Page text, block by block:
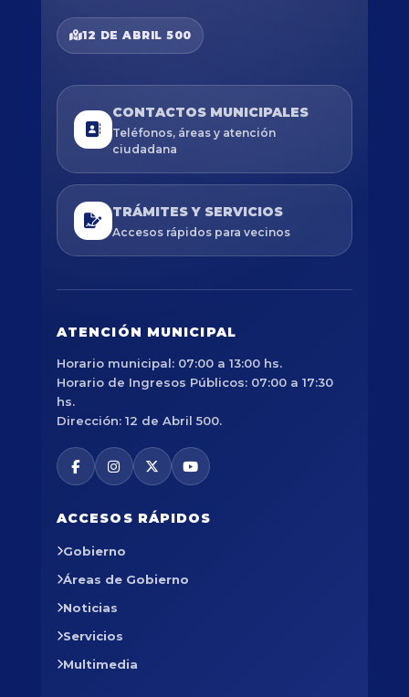
12 DE ABRIL 500
CONTACTOS MUNICIPALES
Teléfonos, áreas y atención
ciudadana
TRÁMITES Y SERVICIOS
Accesos rápidos para vecinos
ATENCIÓN MUNICIPAL
Horario municipal: 07:00 a 13:00 hs.
Horario de Ingresos Públicos: 07:00 a 17:30
hs.
Dirección: 12 de Abril 500.
ACCESOS RÁPIDOS
Gobierno
Áreas de Gobierno
Noticias
Servicios
Multimedia